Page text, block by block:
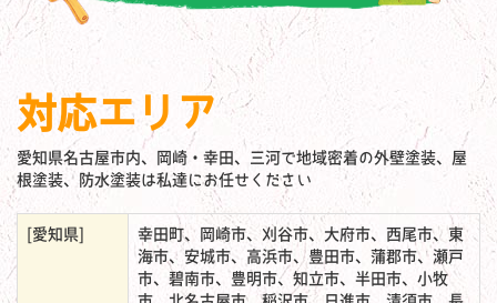
対応エリア
愛知県名古屋市内、岡崎・幸田、三河で地域密着の外壁塗装、屋
根塗装、防水塗装は私達にお任せください
[愛知県]
幸田町、岡崎市、刈谷市、大府市、西尾市、東
海市、安城市、高浜市、豊田市、蒲郡市、瀬戸
市、碧南市、豊明市、知立市、半田市、小牧